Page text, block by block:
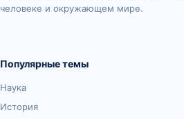
человеке и окружающем мире.
Популярные темы
Наука
История